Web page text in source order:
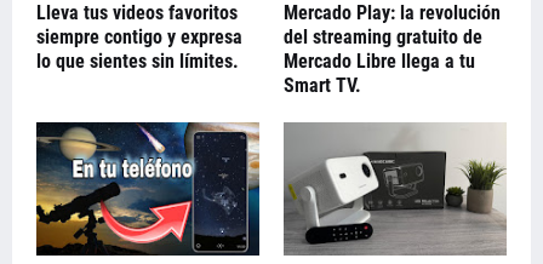
Lleva tus videos favoritos
siempre contigo y expresa
lo que sientes sin límites.
Mercado Play: la revolución
del streaming gratuito de
Mercado Libre llega a tu
Smart TV.